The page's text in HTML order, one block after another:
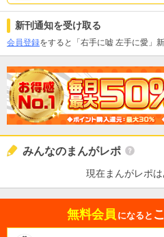
新刊通知を受け取る
会員登録をすると「右手に嘘 左手に愛」
みんなのまんがレポ
現在まんがレポは
無料会員 になると